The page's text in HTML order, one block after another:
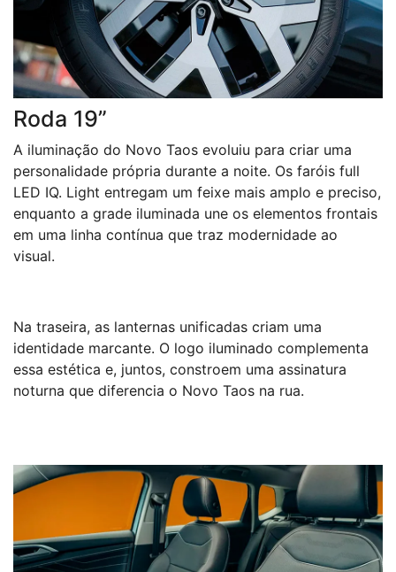
Roda 19”
A iluminação do Novo Taos evoluiu para criar uma
personalidade própria durante a noite. Os faróis full
LED IQ. Light entregam um feixe mais amplo e preciso,
enquanto a grade iluminada une os elementos frontais
em uma linha contínua que traz modernidade ao
visual.
Na traseira, as lanternas unificadas criam uma
identidade marcante. O logo iluminado complementa
essa estética e, juntos, constroem uma assinatura
noturna que diferencia o Novo Taos na rua.